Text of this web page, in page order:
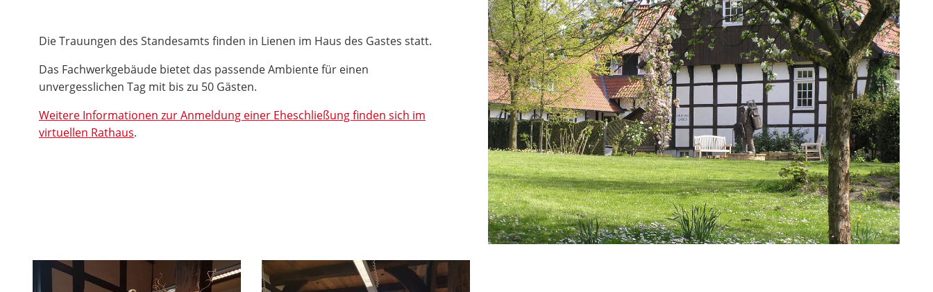
Die Trauungen des Standesamts finden in Lienen im Haus des Gastes statt.
Das Fachwerkgebäude bietet das passende Ambiente für einen
unvergesslichen Tag mit bis zu 50 Gästen.
Weitere Informationen zur Anmeldung einer Eheschließung finden sich im
virtuellen Rathaus.